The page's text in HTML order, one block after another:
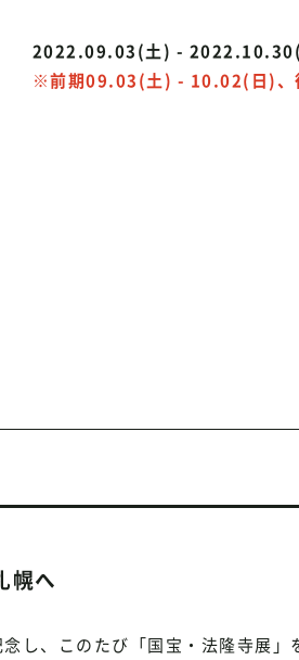
2022.09.03(土) -
※前期09.03(土) - 10.02(日)
幌へ
、このたび「国宝・法隆寺展」